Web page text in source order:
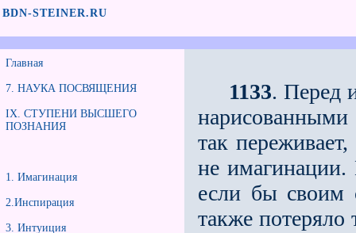
BDN-STEINER.RU
Главная
7. НАУКА ПОСВЯЩЕНИЯ
IX. СТУПЕНИ ВЫСШЕГО
ПОЗНАНИЯ
1. Имагинация
2.Инспирация
3. Интуиция
1133. Перед
так
не имагинации.
если бы своим
также потеряло